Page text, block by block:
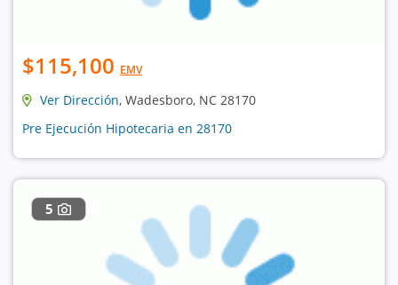
$115,100 EMV
Ver Dirección, Wadesboro, NC 28170
Pre Ejecución Hipotecaria en 28170
5